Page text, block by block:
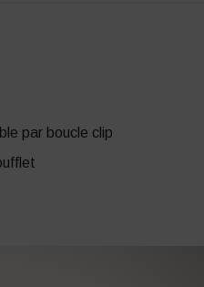
par boucle clip